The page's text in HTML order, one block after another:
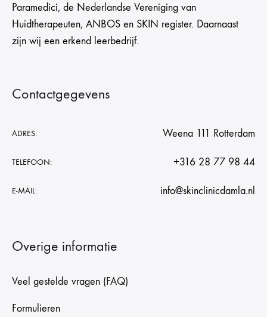
Paramedici, de Nederlandse Vereniging van
Huidtherapeuten, ANBOS en SKIN register. Daarnaast
zijn wij een erkend leerbedrijf.
Contactgegevens
ADRES: Weena 111 Rotterdam
TELEFOON: +316 28 77 98 44
E-MAIL: info@skinclinicdamla.nl
Overige informatie
Veel gestelde vragen (FAQ)
Formulieren